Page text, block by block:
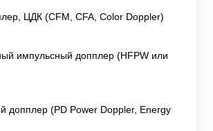
ЦДК (CFM, CFA, Color Doppler)
импульсный допплер (HFPW или
допплер (PD Power Doppler, Energy